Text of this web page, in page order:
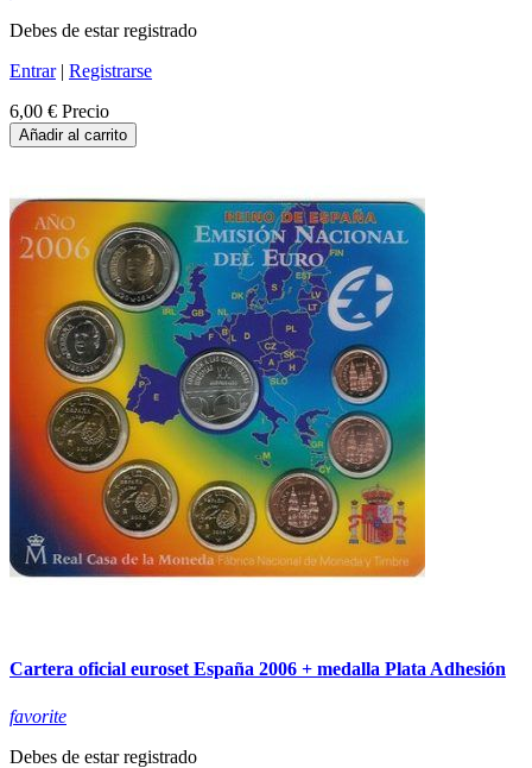
Debes de estar registrado
Entrar| Registrarse
6,00 € Precio
Añadir al carrito
Cartera oficial euroset España 2006 + medalla Plata Adhesión
favorite
Debes de estar registrado